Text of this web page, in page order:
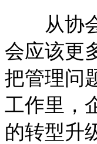
从协会
会应该更
把管理问
工作里，
的转型升